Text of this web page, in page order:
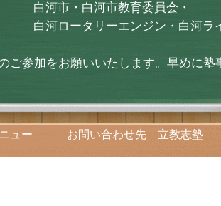
白河市・白河市教育委員会・
白河ロータリーエンジン・白河ラ
ご参加をお願いいたします。早めに塾
ニュー お問い合わせ先 立教志塾